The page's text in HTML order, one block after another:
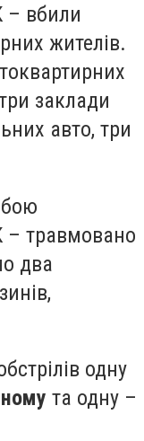
– вбили
жителів.
заклади
авто, три
травмовано
два
одну
та одну –